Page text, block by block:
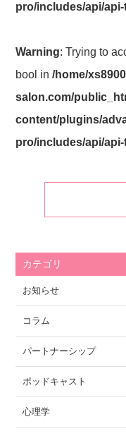
pro/includes/api/
Warning: Trying to
bool in/home/
salon.com/
content/plugins/
pro/includes/api/
カテゴリ
お知らせ
コラム
パートナーシップ
ポッドキャスト
心理学